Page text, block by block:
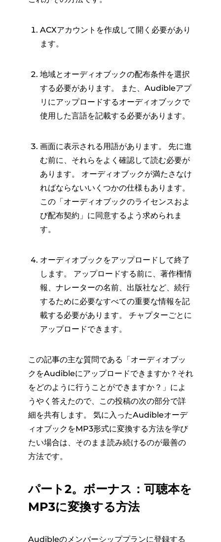
ACXアカウントを作成して開く必要があり
ます。
地域とオーディオブックの配布条件を選択
する必要があります。 また、Audibleアプ
リにアップロードするオーディオブックで
使用した言語を記載する必要があります。
画面に表示される用語があります。 先に進
む前に、それらをよく確認して読む必要が
あります。 オーディオブックが満たさなけ
ればならないいくつかの仕様もあります。
この「オーディオブックのライセンスおよ
び配布契約」に同意するよう求められま
す。
オーディオブックをアップロードして終了
します。 アップロードする前に、著作権情
報、ナレーターの名前、出版社など、続行
するために必要なすべての重要な情報を記
載する必要があります。 チャプターごとに
アップロードできます。
この記事の主な質問である「オーディオブッ
クをAudibleにアップロードできますか？それ
をどのように行うことができますか？」によ
うやく答えたので、この投稿の次の部分で詳
細を共有します。 気に入ったAudibleオーデ
ィオブックをMP3形式に変換する方法を学び
たい場合は、そのまま読み続けるのが最善の
方法です。
パート2。ボーナス：可聴本を
MP3に変換する方法
Audibleのメンバーシッププランに登録する